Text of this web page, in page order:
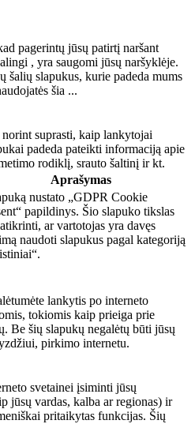
pagerintų jūsų patirtį naršant
, yra saugomi jūsų naršyklėje.
šalių slapukus, kurie padeda mums
šia ...
suprasti, kaip lankytojai
padeda pateikti informaciją apie
rodiklį, srauto šaltinį ir kt.
Aprašymas
nustato „GDPR Cookie
papildinys. Šio slapuko tikslas
ar vartotojas yra davęs
naudoti slapukus pagal kategoriją
lankytis po interneto
tokiomis kaip prieiga prie
Be šių slapukų negalėtų būti jūsų
pirkimo internetu.
svetainei įsiminti jūsų
jūsų vardas, kalba ar regionas) ir
pritaikytas funkcijas. Šių